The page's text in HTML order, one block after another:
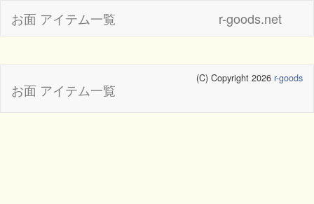
お面 アイテム一覧 r-goods.net
お面 アイテム一覧
(C) Copyright 2026 r-goods